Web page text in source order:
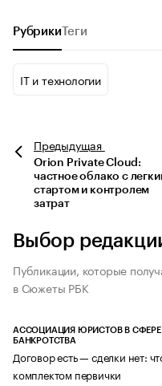
Рубрики Теги
IT и технологии
Предыдущая
Orion Private Cloud:
частное облако с
стартом и контролем
затрат
Выбор
Публикации, которые
в Сюжеты РБК
АССОЦИАЦИЯ ЮРИСТОВ В
БАНКРОТСТВА
Договор есть — сделки нет:
комплектом первички